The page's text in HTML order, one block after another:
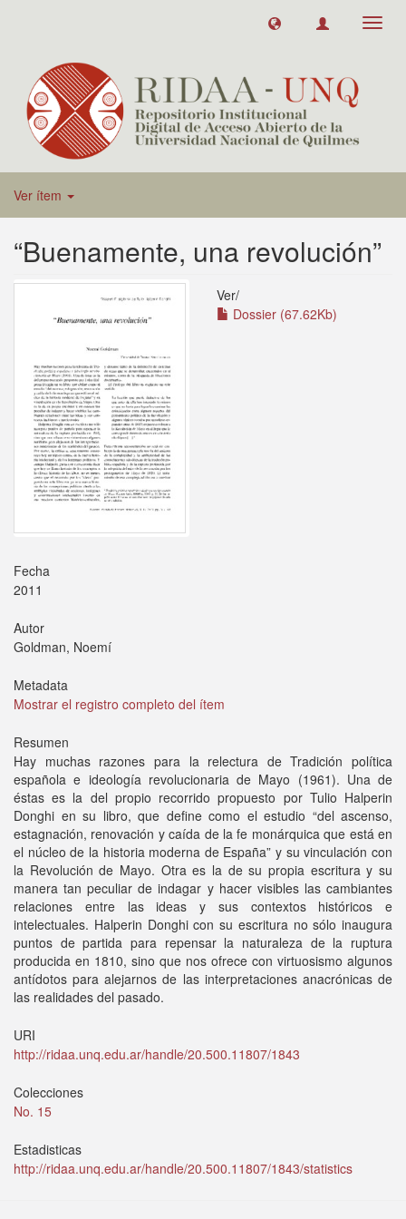
Ver ítem
“Buenamente, una revolución”
Ver/
Dossier (67.62Kb)
Fecha
2011
Autor
Goldman, Noemí
Metadata
Mostrar el registro completo del ítem
Resumen
Hay muchas razones para la relectura de Tradición política
española e ideología revolu­cionaria de Mayo (1961). Una de
éstas es la del propio recorrido propuesto por Tulio Halperin
Donghi en su libro, que define como el estudio “del ascenso,
estagnación, renovación y caída de la fe monárquica que está en
el núcleo de la historia moderna de España” y su vinculación con
la Revolución de Mayo. Otra es la de su propia escritura y su
manera tan peculiar de indagar y hacer visibles las cambiantes
relaciones entre las ideas y sus con­textos históricos e
intelectuales. Halperin Donghi con su escritura no sólo inaugura
puntos de partida para repensar la naturaleza de la ruptura
producida en 1810, sino que nos ofrece con virtuosismo algunos
antídotos para alejarnos de las interpretaciones anacrónicas de
las realidades del pasado.
URI
http://ridaa.unq.edu.ar/handle/20.500.11807/1843
Colecciones
No. 15
Estadisticas
http://ridaa.unq.edu.ar/handle/20.500.11807/1843/statistics